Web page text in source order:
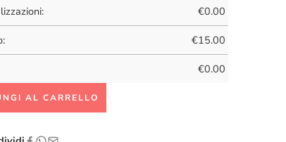
€0.00
€15.00
€0.00
AL CARRELLO